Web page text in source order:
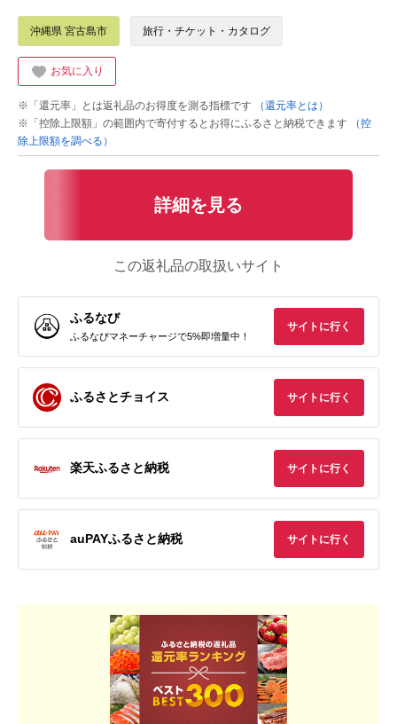
沖縄県 宮古島市 旅行・チケット・カタログ
お気に入り
※「還元率」とは返礼品のお得度を測る指標です
（還元率とは）
※「控除上限額」の範囲内で寄付するとお得にふるさと納税できます
（控
除上限額を調べる）
詳細を見る
この返礼品の取扱いサイト
ふるなび
ふるなびマネーチャージで5%即増量中！
サイトに行く
ふるさとチョイス サイトに行く
楽天ふるさと納税 サイトに行く
auPAYふるさと納税 サイトに行く